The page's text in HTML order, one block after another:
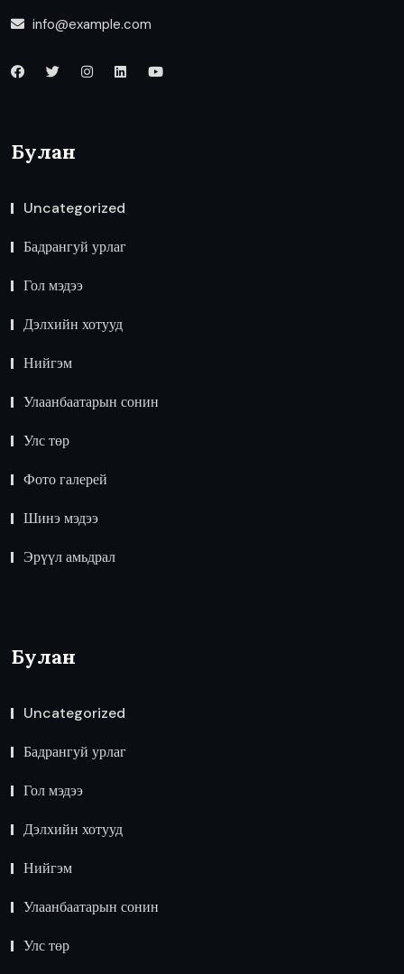
info@example.com
Булан
Uncategorized
Бадрангуй урлаг
Гол мэдээ
Дэлхийн хотууд
Нийгэм
Улаанбаатарын сонин
Улс төр
Фото галерей
Шинэ мэдээ
Эрүүл амьдрал
Булан
Uncategorized
Бадрангуй урлаг
Гол мэдээ
Дэлхийн хотууд
Нийгэм
Улаанбаатарын сонин
Улс төр